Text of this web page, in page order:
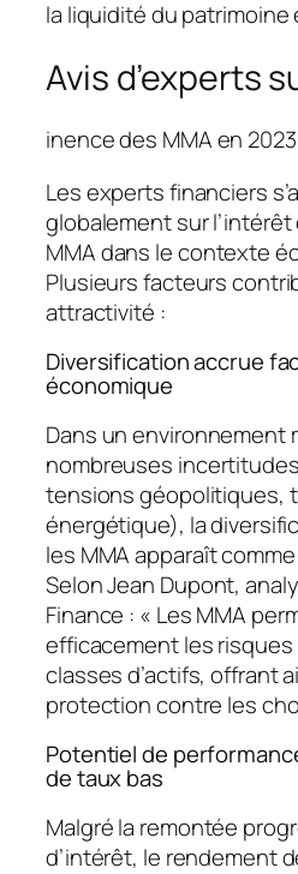
la liquidité du patrimoine
Avis d’experts
inence des MMA en 2023
Les experts financiers
globalement sur
MMA dans le contexte
Plusieurs facteurs
attractivité :
Diversification accrue
économique
Dans un environnement
nombreuses
tensions géopolitiques,
énergétique), la
les MMA apparaît
Selon Jean Dupont,
Finance : « Les MMA
efficacement les risques
classes d’actifs, offrant
protection contre les
Potentiel de
de taux bas
Malgré la remontée
d’intérêt, le rendement